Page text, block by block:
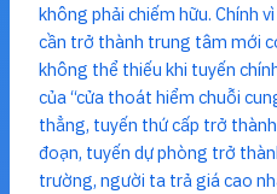
không phải chiếm hữu. Chính
cần trở thành trung tâm mới
không thể thiếu khi tuyến
của “cửa thoát hiểm chuỗi
thẳng, tuyến thứ cấp trở
đoạn, tuyến dự phòng trở
trường, người ta trả giá cao